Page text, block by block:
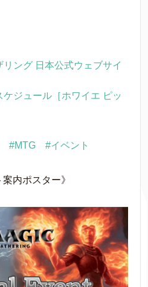
ング 日本公式ウェブサイ
ジュール［ホワイエ ピッ
#MTG #イベント
案内ポスター》